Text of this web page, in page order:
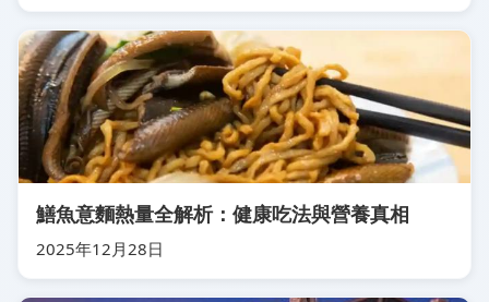
鱔魚意麵熱量全解析：健康吃法與營養真相
2025年12月28日